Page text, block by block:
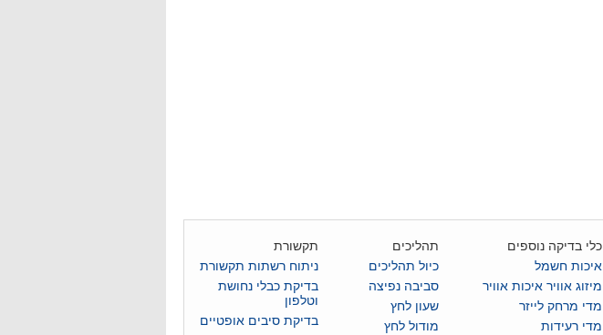
כלי בדיקה נוספים
איכות חשמל
מיזוג אוויר איכות אוויר
מדי מרחק לייזר
מדי רעידות
תהליכים
כיול תהליכים
סביבה נפיצה
שעון לחץ
מודול לחץ
תקשורת
ניתוח רשתות תקשורת
בדיקת כבלי נחושת
וטלפון
בדיקת סיבים אופטיים